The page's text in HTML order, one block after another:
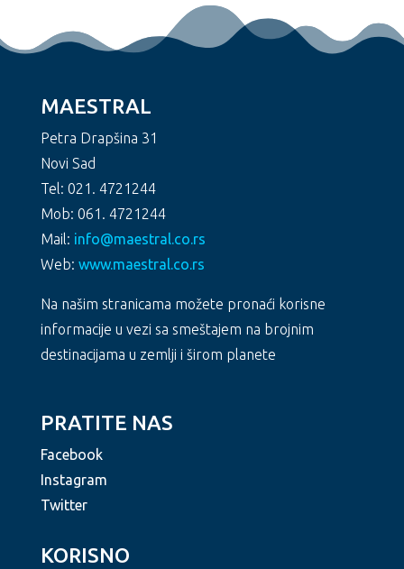
MAESTRAL
Petra Drapšina 31
Novi Sad
Tel: 021. 4721244
Mob: 061. 4721244
Mail: info@maestral.co.rs
Web: www.maestral.co.rs
Na našim stranicama možete pronaći korisne
informacije u vezi sa smeštajem na brojnim
destinacijama u zemlji i širom planete
PRATITE NAS
Facebook
Instagram
Twitter
KORISNO